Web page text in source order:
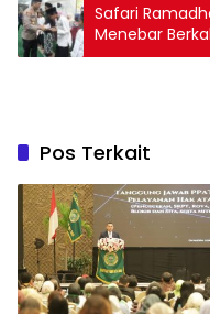
Safari
Menebar
Duafa
Pos Terkait